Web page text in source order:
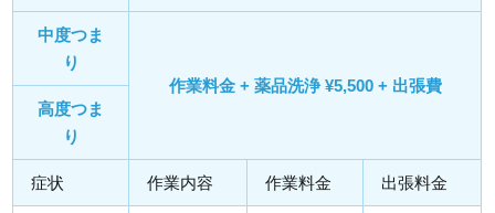
中度つま
り
作業料金 + 薬品洗浄 ¥5,500 + 出張費
高度つま
り
症状 作業内容 作業料金 出張料金